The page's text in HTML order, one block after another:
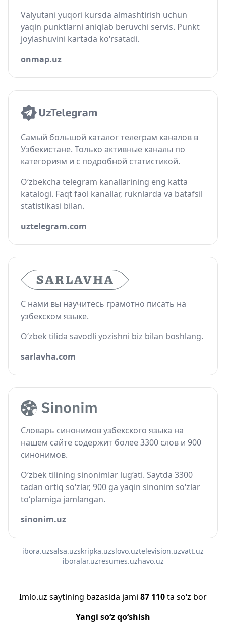
Valyutani yuqori kursda almashtirish uchun
yaqin punktlarni aniqlab beruvchi servis. Punkt
joylashuvini kartada ko‘rsatadi.
onmap.uz
Самый большой каталог телеграм каналов в
Узбекистане. Только активные каналы по
категориям и с подробной статистикой.
O‘zbekcha telegram kanallarining eng katta
katalogi. Faqt faol kanallar, ruknlarda va batafsil
statistikasi bilan.
uztelegram.com
С нами вы научитесь грамотно писать на
узбекском языке.
O‘zbek tilida savodli yozishni biz bilan boshlang.
sarlavha.com
Словарь синонимов узбекского языка на
нашем сайте содержит более 3300 слов и 900
синонимов.
O‘zbek tilining sinonimlar lug‘ati. Saytda 3300
tadan ortiq so‘zlar, 900 ga yaqin sinonim so‘zlar
to‘plamiga jamlangan.
sinonim.uz
ibora.uzsalsa.uzskripka.uzslovo.uztelevision.uzvatt.uz
iboralar.uzresumes.uzhavo.uz
Imlo.uz saytining bazasida jami 87 110ta so‘z bor
Yangi so‘z qo‘shish